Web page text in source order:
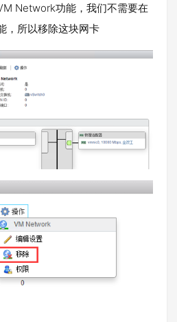
Network功能，我们不需要在
，所以移除这块网卡